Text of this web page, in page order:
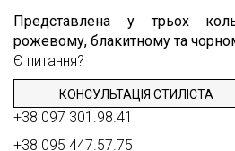
Представлена ​​у трьох
рожевому, блакитному та
Є питання?
КОНСУЛЬТАЦІЯ СТИЛІСТА
+38 097 301.98.41
+38 095 447.57.75